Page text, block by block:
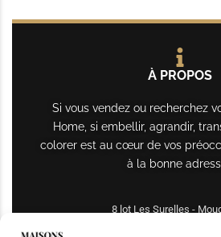
À PROPOS
Si vous vendez ou recherchez
Home, si embellir, agrandir,
colorer est au cœur de vos
à la bonne
8 lot Les Surelles -